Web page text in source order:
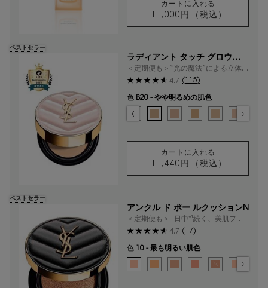
カートに入れる
11,000円
（税込）
ピュアショット デ
ラディアント タッチ グロウパク
ト
＜定期便も＞“光の魔法”による立体水
光肌*¹
ベストセラー
4.7 (115)
色: B20 - やや明るめの肌色
{1} の場合
選択済み
B10 - 最も明るい肌色 のカラー ラディアント タ
選択済み
BR10 - ピンクよりの明るい肌色 のカラ
B20 - やや明るめの肌色 のカラー
BR20 - ピンクよりのやや明
B25 - 黄みよりのやや
B10 - 最も明る
選択済み
BR10 - ピ
カートに入れる
11,440円
（税込）
ラディアント タッ
アンクル ド ポー ルクッションN
＜定期便も＞1日中*¹続く、美肌フィ
ルター級のルミナスマット肌
ベストセラー
4.7 (17)
色: 10 - 最も明るい肌色
色を選択してください
{1} の場合
10 - 最も明るい肌色 のカラー アンクル
20 - やや明るい肌色 のカラー アン
25 - 黄みよりのやや明るい
選択済み
30 - 健康的な肌色 の
選択済み
商品バリエーシ
選択済み
10 - 最も